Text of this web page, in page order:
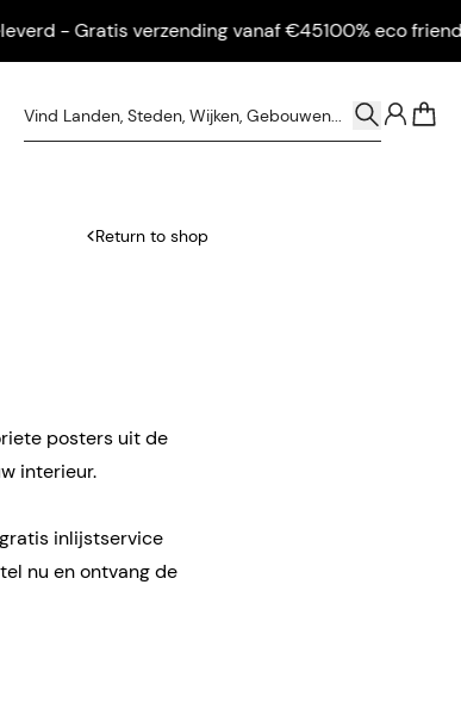
- Gratis verzending vanaf €45100% eco friendly -
Return to shop
posters uit de
interieur.
inlijstservice
nu en ontvang de